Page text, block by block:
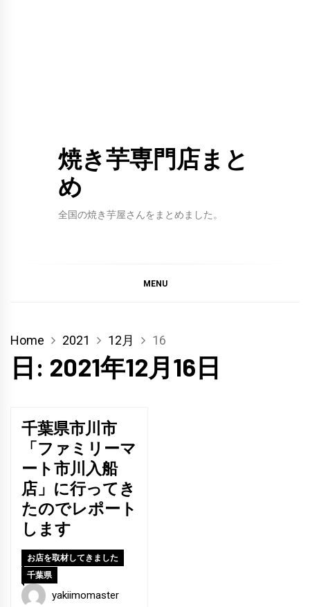
焼き芋専門店まと
め
全国の焼き芋屋さんをまとめました。
MENU
Home 2021 12月 16
日: 2021年12月16日
千葉県市川市
「ファミリーマ
ート市川入船
店」に行ってき
たのでレポート
します
お店を取材してきました
千葉県
yakiimomaster